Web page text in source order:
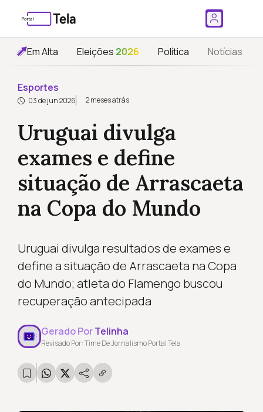
Em Alta Eleições 2026 Política Notícias
Esportes
03 de jun 2026 2 meses atrás
Uruguai divulga
exames e define
situação de Arrascaeta
na Copa do Mundo
Uruguai divulga resultados de exames e
define a situação de Arrascaeta na Copa
do Mundo; atleta do Flamengo buscou
recuperação antecipada
Gerado PorTelinha
Revisado Por: Time De Jornalismo Portal Tela